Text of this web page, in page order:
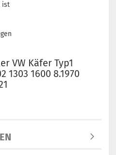
ist
VW Käfer Typ1
1303 1600 8.1970